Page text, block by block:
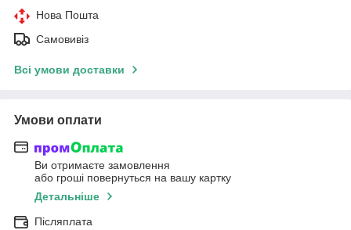
Нова Пошта
Самовивіз
Всі умови доставки
Умови оплати
Ви отримаєте замовлення
або гроші повернуться на вашу картку
Детальніше
Післяплата